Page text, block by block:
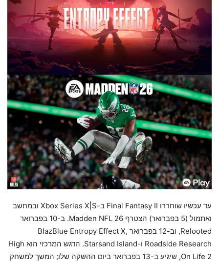
עד עכשיו שוחררו Final Fantasy II ב-Xbox Series X|S ובמחשב
ואתמול (5 בפברואר) הצטרף Madden NFL 26. ב-10 בפברואר
Relooted, וב-12 בפברואר BlazBlue Entropy Effect X,
Roadside Research ו-Starsand Island. הדגש המרכזי הוא High
On Life 2, שיגיע ב-13 בפברואר ביום ההשקה שלו; המשך למשחק